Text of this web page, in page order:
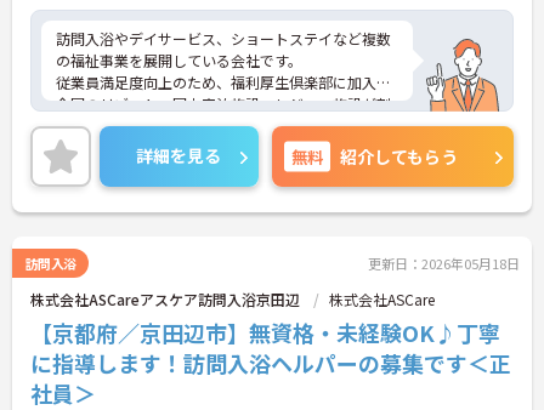
訪問入浴やデイサービス、ショートステイなど複数
の福祉事業を展開している会社です。
従業員満足度向上のため、福利厚生倶楽部に加入。
全国のリゾート・国内宿泊施設・レジャー施設が割
引になります！
ご興味がある方は是非一度マイナビまでお問い合わ
せください。さらに詳細などお伝えします。
詳細を見る 無料 紹介してもらう
訪問入浴 更新日：2026年05月18日
株式会社ASCareアスケア訪問入浴京田辺 株式会社ASCare
【京都府／京田辺市】無資格・未経験OK♪丁寧
に指導します！訪問入浴ヘルパーの募集です＜正
社員＞